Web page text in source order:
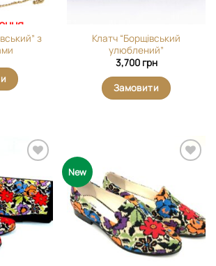
з
Клатч “Борщівський
улюблений”
3,700 грн
Замовити
виріб у
вибране
New
вибране